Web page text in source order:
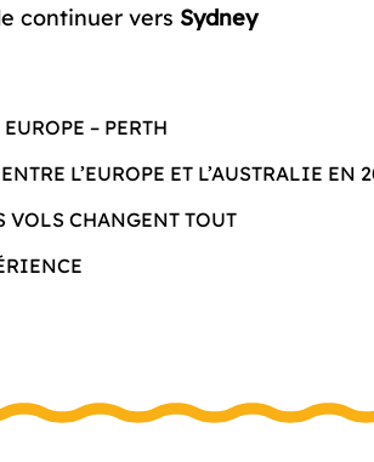
continuer vers Sydney
– PERTH
L’EUROPE ET L’AUSTRALIE EN
VOLS CHANGENT TOUT